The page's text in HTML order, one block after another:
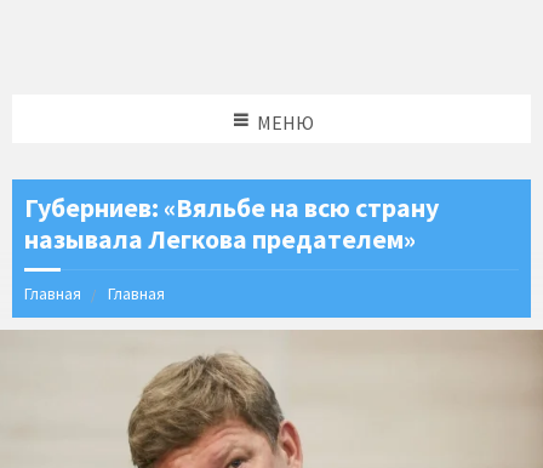
МЕНЮ
Губерниев: «Вяльбе на всю страну
называла Легкова предателем»
Главная Главная